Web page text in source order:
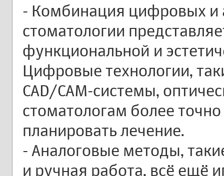
- Комбинация цифровых и
стоматологии
функциональной и
Цифровые технологии,
CAD/CAM-системы,
стоматологам более
планировать лечение.
- Аналоговые методы,
и ручная работа, всё ещё